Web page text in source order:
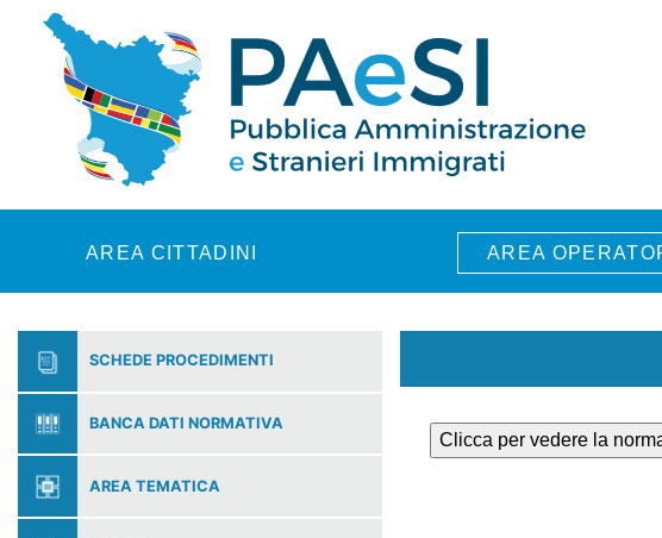
Skip to main content
AREA CITTADINI AREA
SCHEDE PROCEDIMENTI
BANCA DATI NORMATIVA
AREA TEMATICA
Clicca per vedere la